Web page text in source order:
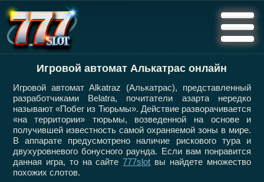
Игровой автомат Алькатрас онлайн
Игровой автомат Alkatraz (Алькатрас), представленный
разработчиками Belatra, почитатели азарта нередко
называют «Побег из Тюрьмы». Действие разворачивается
«на территории» тюрьмы, возведенной на основе и
получившей известность самой охраняемой зоны в мире.
В аппарате предусмотрено наличие рискового тура и
двухуровневого бонусного раунда. Если вам понравится
данная игра, то на сайте777slot вы найдете множество
похожих слотов.